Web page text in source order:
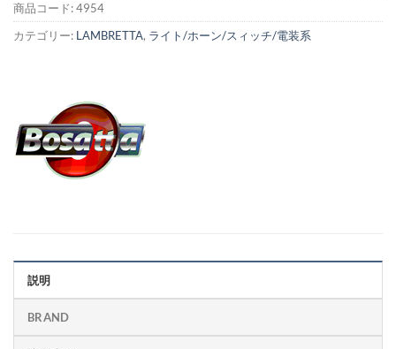
商品コード:4954
カテゴリー: LAMBRETTA, ライト/ホーン/スィッチ/電装系
説明
BRAND